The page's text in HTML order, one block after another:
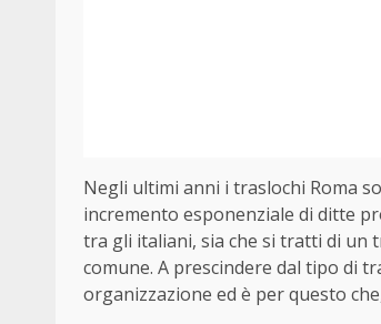
Negli ultimi anni i traslochi Roma
incremento esponenziale di ditte
tra gli italiani, sia che si tratti di un
comune. A prescindere dal tipo di
organizzazione ed è per questo